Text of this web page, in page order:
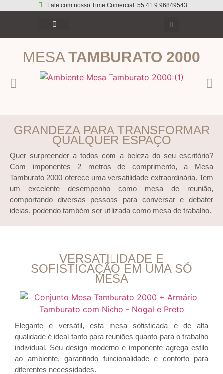
Fale com nosso Time Comercial: 55 41 9 96849543
MESATAMBURATO 2000
GRANDEZA PARA TRANSFORMAR
QUALQUER ESPAÇO
Quer surpreender a todos com a beleza do seu escritório?
Com imponentes 2 metros de comprimento, a Mesa
Tamburato 2000 oferece uma versatilidade extraordinária. Tem
um excelente desempenho como mesa de reunião,
comportando diversas pessoas para conversar e debater
ideias, podendo também ser utilizada como mesa de trabalho.
VERSATILIDADE E
SOFISTICAÇÃO EM UMA SÓ
MESA
Elegante e versátil, esta mesa sofisticada e de alta
qualidade é ideal tanto para reuniões quanto para o trabalho
individual. Seu design moderno e imponente agrega estilo
ao ambiente, garantindo funcionalidade e conforto para
diferentes necessidades.